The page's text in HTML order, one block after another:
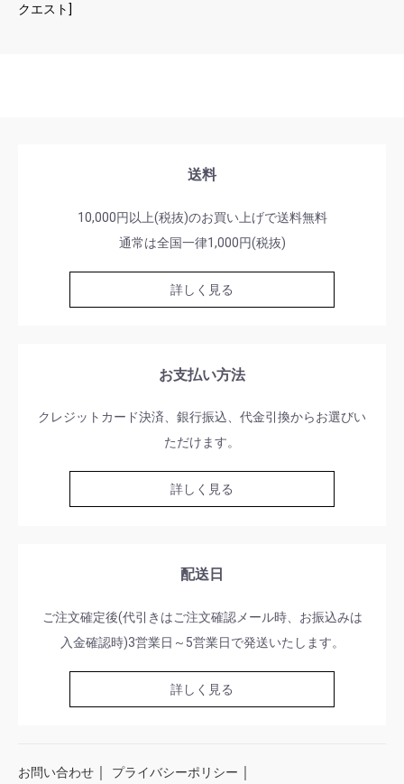
クエスト]
送料
10,000円以上(税抜)のお買い上げで送料無料
通常は全国一律1,000円(税抜)
詳しく見る
お支払い方法
クレジットカード決済、銀行振込、代金引換からお選びい
ただけます。
詳しく見る
配送日
ご注文確定後(代引きはご注文確認メール時、お振込みは
入金確認時)3営業日～5営業日で発送いたします。
詳しく見る
お問い合わせ プライバシーポリシー